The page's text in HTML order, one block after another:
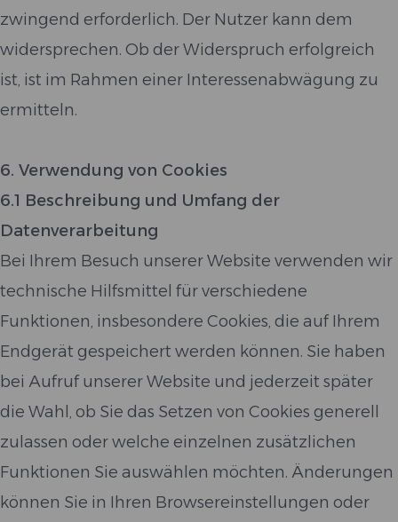
zwingend erforderlich. Der Nutzer kann dem
widersprechen. Ob der Widerspruch erfolgreich
ist, ist im Rahmen einer Interessenabwägung zu
ermitteln.
6. Verwendung von Cookies
6.1 Beschreibung und Umfang der
Datenverarbeitung
Bei Ihrem Besuch unserer Website verwenden wir
technische Hilfsmittel für verschiedene
Funktionen, insbesondere Cookies, die auf Ihrem
Endgerät gespeichert werden können. Sie haben
bei Aufruf unserer Website und jederzeit später
die Wahl, ob Sie das Setzen von Cookies generell
zulassen oder welche einzelnen zusätzlichen
Funktionen Sie auswählen möchten. Änderungen
können Sie in Ihren Browsereinstellungen oder